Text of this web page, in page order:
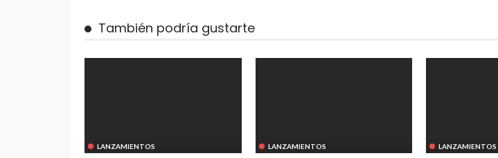
También podría gustarte
LANZAMIENTOS LANZAMIENTOS LANZAMIENTOS